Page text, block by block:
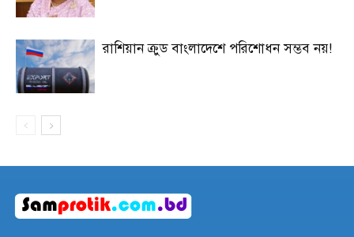
রাশিয়ান ক্রুড বাংলাদেশে পরিশোধন সম্ভব নয়!